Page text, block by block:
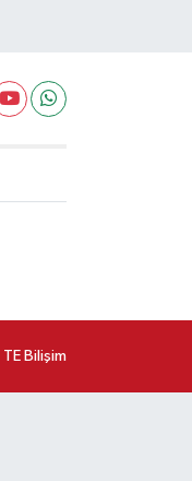
TE Bilişim